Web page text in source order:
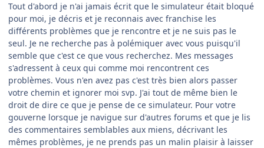
Tout d'abord je n'ai jamais écrit que le simulateur était bloqué
pour moi, je décris et je reconnais avec franchise les
différents problèmes que je rencontre et je ne suis pas le
seul. Je ne recherche pas à polémiquer avec vous puisqu'il
semble que c'est ce que vous recherchez. Mes messages
s'adressent à ceux qui comme moi rencontrent ces
problèmes. Vous n'en avez pas c'est très bien alors passer
votre chemin et ignorer moi svp. J'ai tout de même bien le
droit de dire ce que je pense de ce simulateur. Pour votre
gouverne lorsque je navigue sur d'autres forums et que je lis
des commentaires semblables aux miens, décrivant les
mêmes problèmes, je ne prends pas un malin plaisir à laisser